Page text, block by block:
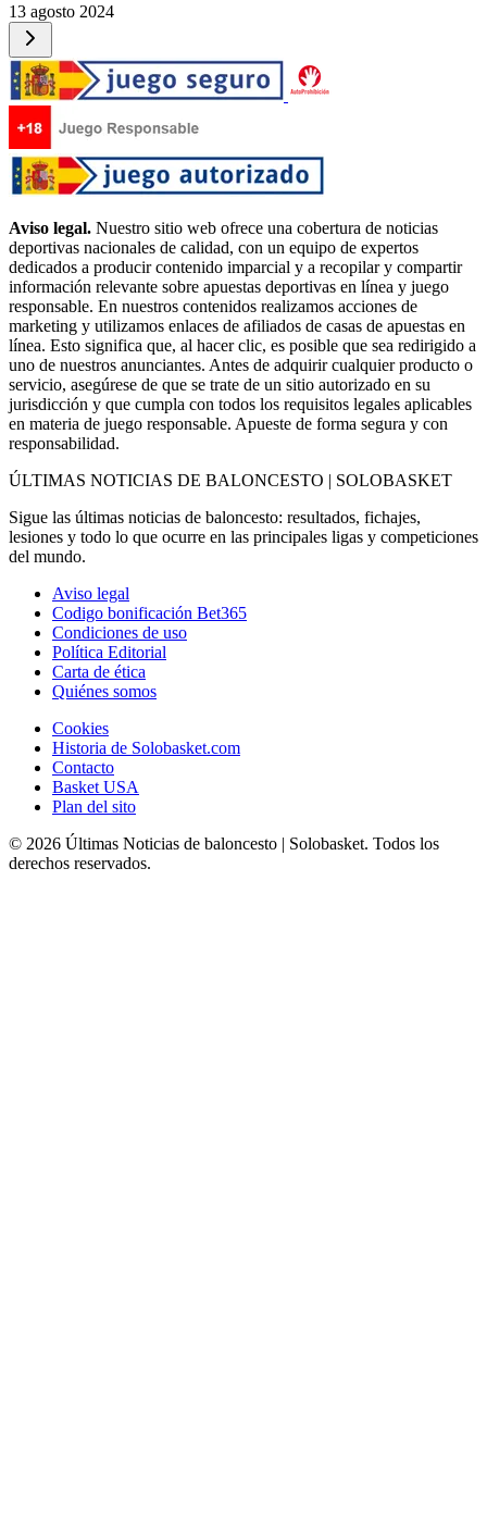
13 agosto 2024
Aviso legal. Nuestro sitio web ofrece una cobertura de noticias
deportivas nacionales de calidad, con un equipo de expertos
dedicados a producir contenido imparcial y a recopilar y compartir
información relevante sobre apuestas deportivas en línea y juego
responsable. En nuestros contenidos realizamos acciones de
marketing y utilizamos enlaces de afiliados de casas de apuestas en
línea. Esto significa que, al hacer clic, es posible que sea redirigido a
uno de nuestros anunciantes. Antes de adquirir cualquier producto o
servicio, asegúrese de que se trate de un sitio autorizado en su
jurisdicción y que cumpla con todos los requisitos legales aplicables
en materia de juego responsable. Apueste de forma segura y con
responsabilidad.
ÚLTIMAS NOTICIAS DE BALONCESTO | SOLOBASKET
Sigue las últimas noticias de baloncesto: resultados, fichajes,
lesiones y todo lo que ocurre en las principales ligas y competiciones
del mundo.
Aviso legal
Codigo bonificación Bet365
Condiciones de uso
Política Editorial
Carta de ética
Quiénes somos
Cookies
Historia de Solobasket.com
Contacto
Basket USA
Plan del sito
© 2026 Últimas Noticias de baloncesto | Solobasket. Todos los
derechos reservados.